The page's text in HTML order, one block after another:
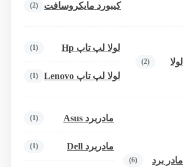
کیبورد مایکروسافت (2)
لولا (2)
لولا لپ تاپ Hp (1)
لولا لپ تاپ Lenovo (1)
مادر برد (6)
مادربرد Asus (1)
مادربرد Dell (1)